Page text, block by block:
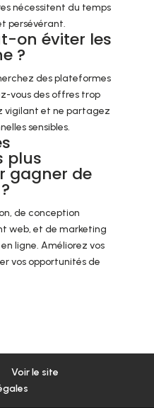
nécessitent du temps
persévérant.
on éviter les
?
des plateformes
vous des offres trop
vigilant et ne partagez
sensibles.
plus
gagner de
de conception
web, et de marketing
ligne. Améliorez vos
vos opportunités de
Voir le site